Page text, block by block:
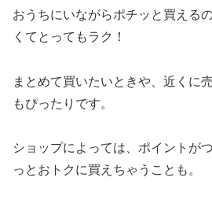
おうちにいながらポチッと買える
くてとってもラク！
まとめて買いたいときや、近くに
もぴったりです。
ショップによっては、ポイントが
っとおトクに買えちゃうことも。